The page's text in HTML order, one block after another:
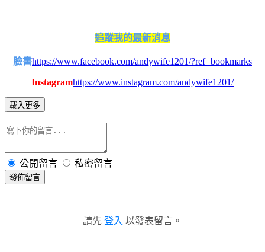
追蹤我的最新消息
臉書https://www.facebook.com/andywife1201/?ref=bookmarks
Instagramhttps://www.instagram.com/andywife1201/
載入更多
公開留言 私密留言
發佈留言
請先 登入 以發表留言。